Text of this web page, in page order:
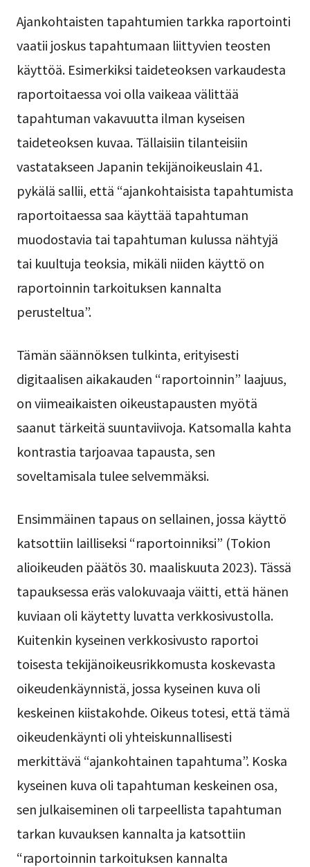
Ajankohtaisten tapahtumien tarkka raportointi
vaatii joskus tapahtumaan liittyvien teosten
käyttöä. Esimerkiksi taideteoksen varkaudesta
raportoitaessa voi olla vaikeaa välittää
tapahtuman vakavuutta ilman kyseisen
taideteoksen kuvaa. Tällaisiin tilanteisiin
vastatakseen Japanin tekijänoikeuslain 41.
pykälä sallii, että “ajankohtaisista tapahtumista
raportoitaessa saa käyttää tapahtuman
muodostavia tai tapahtuman kulussa nähtyjä
tai kuultuja teoksia, mikäli niiden käyttö on
raportoinnin tarkoituksen kannalta
perusteltua”.
Tämän säännöksen tulkinta, erityisesti
digitaalisen aikakauden “raportoinnin” laajuus,
on viimeaikaisten oikeustapausten myötä
saanut tärkeitä suuntaviivoja. Katsomalla kahta
kontrastia tarjoavaa tapausta, sen
soveltamisala tulee selvemmäksi.
Ensimmäinen tapaus on sellainen, jossa käyttö
katsottiin lailliseksi “raportoinniksi” (Tokion
alioikeuden päätös 30. maaliskuuta 2023). Tässä
tapauksessa eräs valokuvaaja väitti, että hänen
kuviaan oli käytetty luvatta verkkosivustolla.
Kuitenkin kyseinen verkkosivusto raportoi
toisesta tekijänoikeusrikkomusta koskevasta
oikeudenkäynnistä, jossa kyseinen kuva oli
keskeinen kiistakohde. Oikeus totesi, että tämä
oikeudenkäynti oli yhteiskunnallisesti
merkittävä “ajankohtainen tapahtuma”. Koska
kyseinen kuva oli tapahtuman keskeinen osa,
sen julkaiseminen oli tarpeellista tapahtuman
tarkan kuvauksen kannalta ja katsottiin
“raportoinnin tarkoituksen kannalta